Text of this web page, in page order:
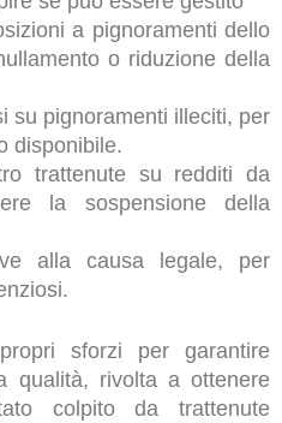
a pignoramenti dello
o riduzione della
su pignoramenti illeciti, per
disponibile.
trattenute su redditi da
la sospensione della
alla causa legale, per
sforzi per garantire
qualità, rivolta a ottenere
colpito da trattenute